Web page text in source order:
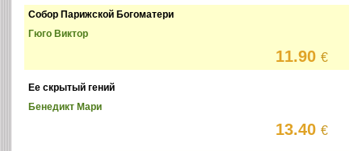
Собор Парижской Богоматери
Гюго Виктор
11.90€
Ее скрытый гений
Бенедикт Мари
13.40€